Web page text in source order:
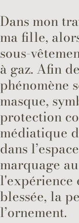
Dans mon
ma fille,
sous-
à gaz. Afin
phénomène
masque,
protection
médiatique
dans
marquage
l'expérience
blessée, la
l’ornement.